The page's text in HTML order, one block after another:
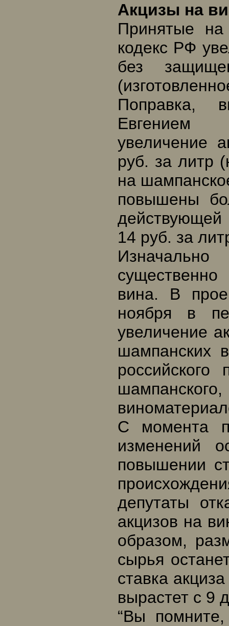
Акцизы на
Принятые на
кодекс РФ
без
Поправка,
Евгением
увеличение
руб. за литр
на
повышены
действующей
14 руб. за
Изначально
вина. В
ноября в
увеличение
шампанских
С момента
изменений
повышении
депутаты
акцизов на
образом,
сырья
ставка
вырастет с 9
“Вы